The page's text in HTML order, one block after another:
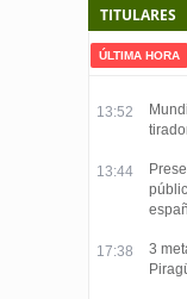
TITULARES
ÚLTIMA HORA
13:52
13:44
17:38
3